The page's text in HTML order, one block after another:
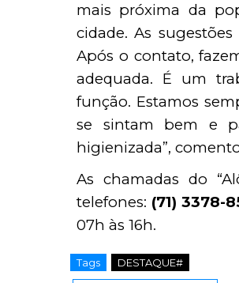
mais próxima da
cidade. As
Após o contato,
adequada. É um
função. Estamos
se sintam bem e
higienizada”,
As chamadas do
telefones: (71) 3378-
07h às 16h.
Tags DESTAQUE#